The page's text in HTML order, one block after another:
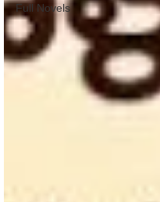
Full Novels